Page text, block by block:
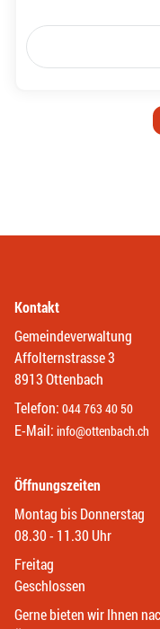
Kontakt
Gemeindeverwaltung
Affolternstrasse 3
8913 Ottenbach
Telefon: 044 763 40 50
E-Mail: info@ottenbach.ch
Öffnungszeiten
Montag bis Donnerstag
08.30 - 11.30 Uhr
Freitag
Geschlossen
Gerne bieten wir Ihnen